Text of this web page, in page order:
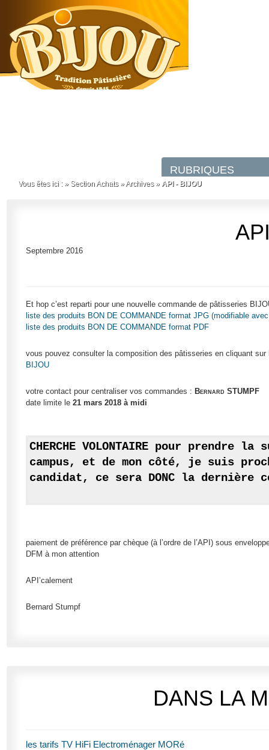
Vous êtes ici : » Section Achats» Archives» API - BIJOU
Septembre 2016
Et hop c’est reparti pour une nouvelle commande de pâtisseries
liste des produits BON DE COMMANDE format JPG (modifiable
liste des produits BON DE COMMANDE format PDF
vous pouvez consulter la composition des pâtisseries en cliquant
BIJOU
votre contact pour centraliser vos commandes : Bernard STUMPF
date limite le21 mars 2018 à midi
paiement de préférence par chèque (à l’ordre de l’API) sous
DFM à mon attention
API’calement
Bernard Stumpf
DANS LA
les tarifs TV HiFi Electroménager MORé